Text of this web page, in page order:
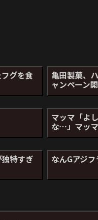
グを食 亀田製菓、
ャンペーン
マッマ「よ
な…」マッマ
特すぎ なんGアジ